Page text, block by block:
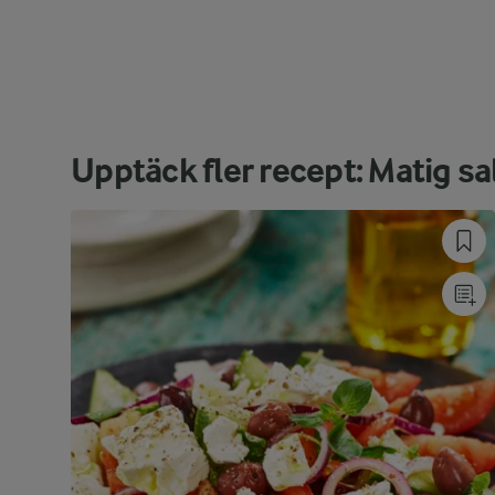
Upptäck fler recept: Matig